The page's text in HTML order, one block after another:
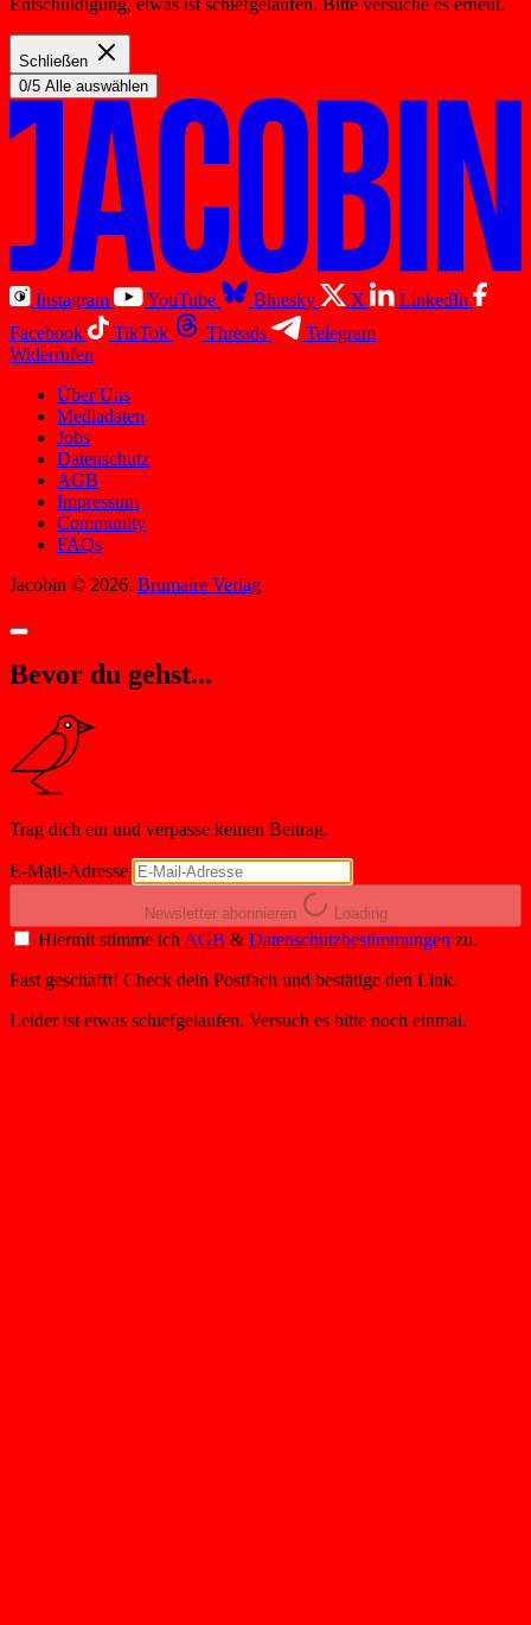
Entschuldigung, etwas ist schiefgelaufen. Bitte versuche es erneut.
Schließen
0/5 Alle auswählen
Instagram YouTube Bluesky X
LinkedIn
Facebook
TikTok Threads
Telegram
Widerrufen
Über Uns
Mediadaten
Jobs
Datenschutz
AGB
Impressum
Community
FAQs
Jacobin © 2026. Brumaire Verlag
Bevor du gehst...
Trag dich ein und verpasse keinen Beitrag.
E-Mail-Adresse
Newsletter abonnieren Loading
Hiermit stimme ich AGB & Datenschutzbestimmungen zu.
Fast geschafft! Check dein Postfach und bestätige den Link.
Leider ist etwas schiefgelaufen. Versuch es bitte noch einmal.